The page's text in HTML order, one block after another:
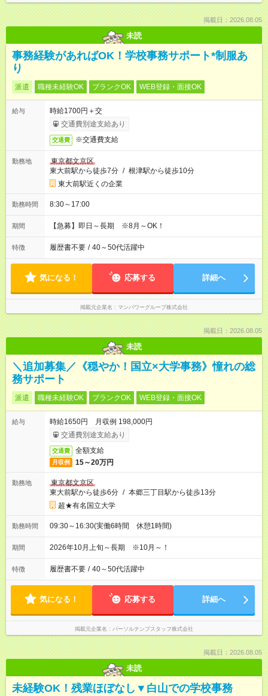
掲載日：2026.08.05
未読
事務経験があればOK！学校事務サポート*制服あ
り
派遣 職種未経験OK ブランクOK WEB登録・面接OK
給与
時給1700円＋交
交通費別途支給あり
交通費 ※交通費支給
勤務地
東京都文京区
東大前駅から徒歩7分 / 根津駅から徒歩10分
東大前駅近くの企業
勤務時間 8:30～17:00
期間 【急募】即日～長期 ※8月～OK！
特徴 履歴書不要 / 40～50代活躍中
気になる！ 応募する 詳細へ
掲載元企業名 マンパワーグループ株式会社
掲載日：2026.08.05
未読
＼追加募集／《穏やか！国立×大学事務》憧れの総
務サポート
派遣 職種未経験OK ブランクOK WEB登録・面接OK
給与
時給1650円 月収例 198,000円
交通費別途支給あり
交通費 全額支給
月収例 15～20万円
勤務地
東京都文京区
東大前駅から徒歩6分 / 本郷三丁目駅から徒歩13分
超★有名国立大学
勤務時間 09:30～16:30(実働6時間 休憩1時間)
期間 2026年10月上旬～長期 ※10月～！
特徴 履歴書不要 / 40～50代活躍中
気になる！ 応募する 詳細へ
掲載元企業名 パーソルテンプスタッフ株式会社
掲載日：2026.08.05
未読
未経験OK！残業ほぼなし▼白山での学校事務